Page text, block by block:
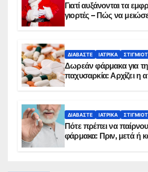
Γιατί αυξάνονται τα
γιορτές – Πώς να
ΔΙΑΒΆΣΤΕ ΙΑΤΡΙΚΆ
Δωρεάν φάρμακα για
παχυσαρκία: Αρχίζει η
ΔΙΑΒΆΣΤΕ ΙΑΤΡΙΚΆ
Πότε πρέπει να
φάρμακα: Πριν, μετά ή